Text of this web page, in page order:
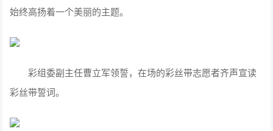
始终高扬着一个美丽的主题。
彩组委副主任曹立军领誓，在场的彩丝带志愿者齐声宣读
彩丝带誓词。